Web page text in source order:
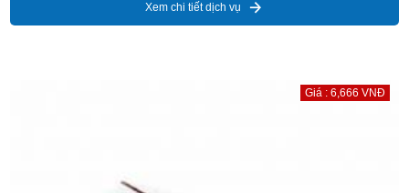
Xem chi tiết dịch vụ
Giá : 6,666 VNĐ